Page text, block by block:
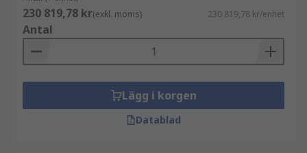
3D-skrivare kan underlätta detta effektivt och
ändamålsenligt.
Vilka 3D-skrivarvarumärken är de bästa på
marknaden?
Det finns många varumärken som tillverkar
230 819,78 kr(exkl. moms) 230 819,78 kr/enhet
Antal
Lägg i korgen
Datablad